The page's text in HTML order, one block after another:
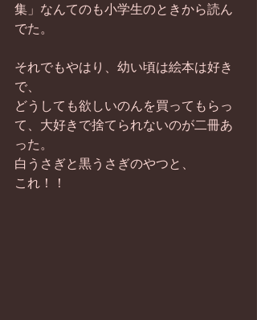
集」なんてのも小学生のときから読ん
でた。
それでもやはり、幼い頃は絵本は好き
で、
どうしても欲しいのんを買ってもらっ
て、大好きで捨てられないのが二冊あ
った。
白うさぎと黒うさぎのやつと、
これ！！